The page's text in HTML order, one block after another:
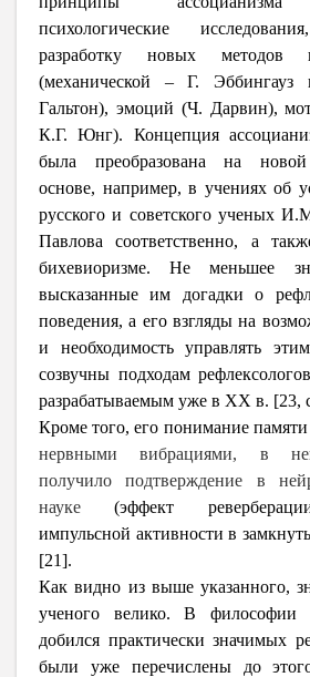
психологические
разработку новых методов
(механической – Г.
Гальтон), эмоций (Ч. Дарвин),
К.Г. Юнг). Концепция
была преобразована на новой
основе, например, в учениях об
русского и советского ученых
Павлова соответственно, а
бихевиоризме. Не меньшее
высказанные им догадки о
поведения, а его взгляды на
и необходимость управлять
созвучны подходам
разрабатываемым уже в XX в. [23,
Кроме того, его понимание памяти
нервными вибрациями, в
получило подтверждение в
науке(эффект
импульсной активности в
[21].
Как видно из выше указанного,
ученого велико. В философии
добился практически значимых
были уже перечислены до